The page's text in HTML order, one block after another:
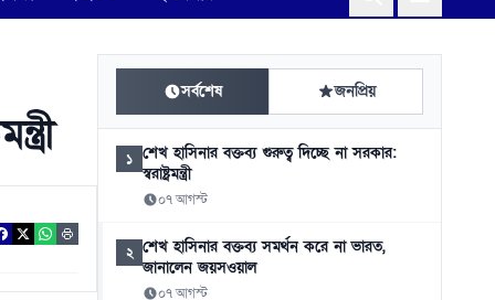
সর্বশেষ জনপ্রিয়
১ শেখ হাসিনার বক্তব্য গুরুত্ব দিচ্ছে না সরকার:
স্বরাষ্ট্রমন্ত্রী
০৭ আগস্ট
২ শেখ হাসিনার বক্তব্য সমর্থন করে না ভারত,
জানালেন জয়সওয়াল
০৭ আগস্ট